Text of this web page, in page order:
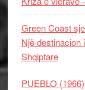
Green Coast
Një destinacion
Shqiptare
PUEBLO